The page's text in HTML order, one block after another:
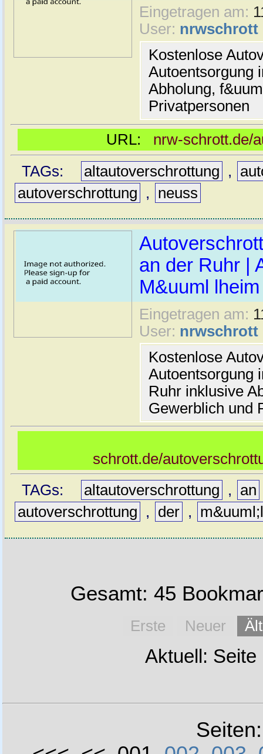
Eingetragen am:
User: nrwschrott
Kostenlose
Autoentsorgung
Abholung,
Privatpersonen
URL: nrw-schrott.de/
TAGs:
altautoverschrottung ,
autoverschrottung
, neuss
an der Ruhr |
M&uuml
Eingetragen am:
User: nrwschrott
Kostenlose
Autoentsorgung
Ruhr inklusive
Gewerblich und
schrott.de/
TAGs:
altautoverschrottung , an
autoverschrottung
, der ,
Gesamt: 45
Erste Neuer
Aktuell: Seite